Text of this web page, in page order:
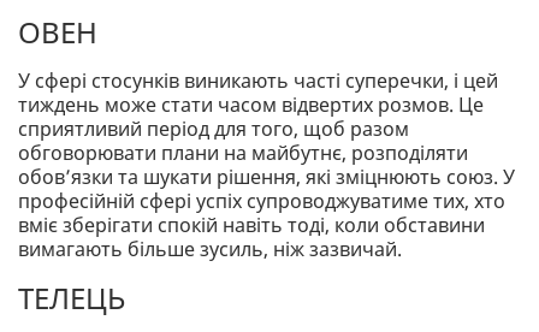
ОВЕН
У сфері стосунків виникають часті суперечки, і цей
тиждень може стати часом відвертих розмов. Це
сприятливий період для того, щоб разом
обговорювати плани на майбутнє, розподіляти
обов’язки та шукати рішення, які зміцнюють союз. У
професійній сфері успіх супроводжуватиме тих, хто
вміє зберігати спокій навіть тоді, коли обставини
вимагають більше зусиль, ніж зазвичай.
ТЕЛЕЦЬ